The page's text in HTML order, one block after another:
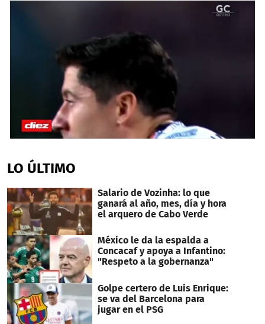
of
1
1
second
LO ÚLTIMO
Salario de Vozinha: lo que
ganará al año, mes, día y hora
el arquero de Cabo Verde
México le da la espalda a
Concacaf y apoya a Infantino:
"Respeto a la gobernanza"
Golpe certero de Luis Enrique:
se va del Barcelona para
jugar en el PSG